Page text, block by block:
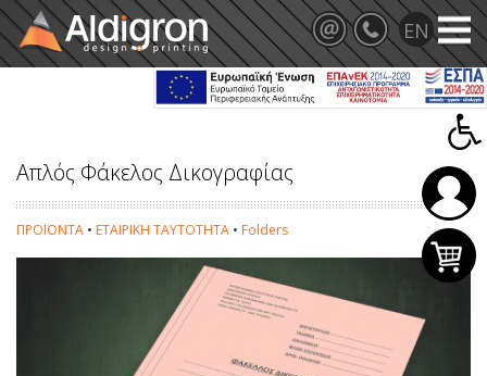
Απλός Φάκελος Δικογραφίας
ΠΡΟΪΟΝΤΑ • ΕΤΑΙΡΙΚΗ ΤΑΥΤΟΤΗΤΑ • Folders